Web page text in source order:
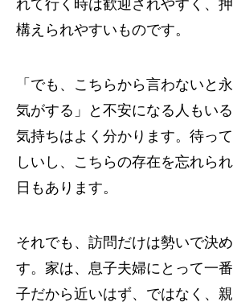
れて行く時は歓迎されやすく、
構えられやすいものです。
「でも、こちらから言わないと
気がする」と不安になる人もい
気持ちはよく分かります。待っ
しいし、こちらの存在を忘れら
日もあります。
それでも、訪問だけは勢いで決
す。家は、息子夫婦にとって一
子だから近いはず、ではなく、